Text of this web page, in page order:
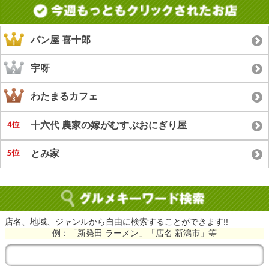
パン屋 喜十郎
宇呀
わたまるカフェ
十六代 農家の嫁がむすぶおにぎり屋
とみ家
店名、地域、ジャンルから自由に検索することができます!!
例：「新発田 ラーメン」「店名 新潟市」等